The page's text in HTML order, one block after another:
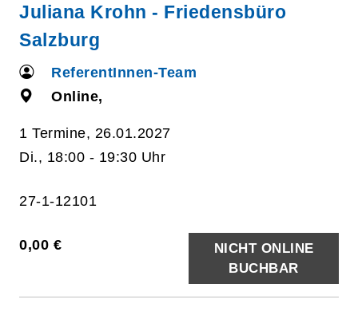
Juliana Krohn - Friedensbüro
Salzburg
ReferentInnen-Team
Online,
1 Termine, 26.01.2027
Di., 18:00 - 19:30 Uhr
27-1-12101
0,00 €
NICHT ONLINE
BUCHBAR